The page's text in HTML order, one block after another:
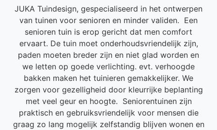
JUKA Tuindesign, gespecialiseerd in het ontwerpen
van tuinen voor senioren en minder validen. Een
senioren tuin is erop gericht dat men comfort
ervaart. De tuin moet onderhoudsvriendelijk zijn,
paden moeten breder zijn en niet glad worden en
we letten op goede verlichting. evt. verhoogde
bakken maken het tuinieren gemakkelijker. We
zorgen voor gezelligheid door kleurrijke beplanting
met veel geur en hoogte. Seniorentuinen zijn
praktisch en gebruiksvriendelijk voor mensen die
graag zo lang mogelijk zelfstandig blijven wonen en